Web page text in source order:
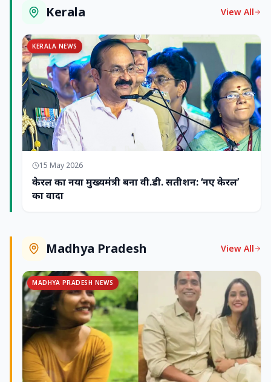
Kerala View All
KERALA NEWS
15 May 2026
केरल का नया मुख्यमंत्री बना वी.डी. सतीशन: ‘नए केरल’
का वादा
Madhya Pradesh View All
MADHYA PRADESH NEWS